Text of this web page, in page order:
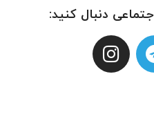
دنبال کنید: